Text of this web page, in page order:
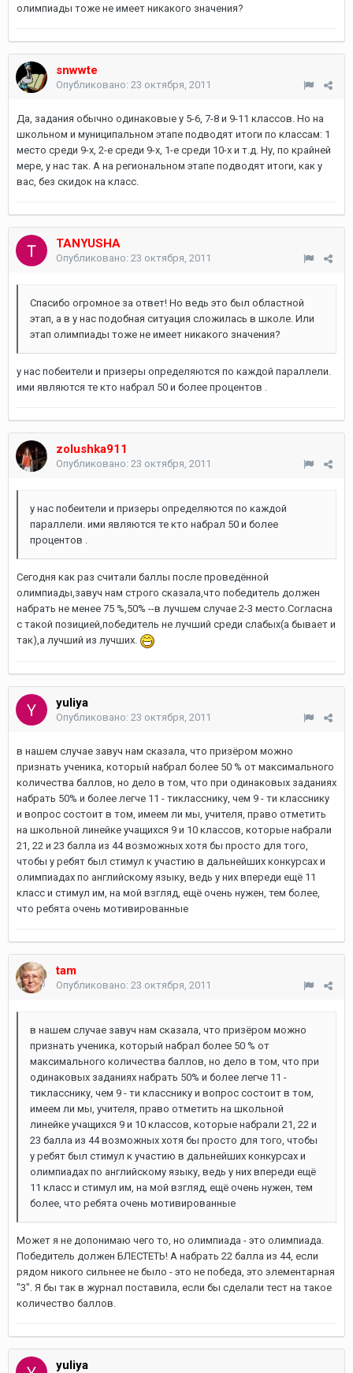
олимпиады тоже не имеет никакого значения?
snwwte
Опубликовано: 23 октября, 2011
Да, задания обычно одинаковые у 5-6, 7-8 и 9-11 классов. Но на
школьном и муниципальном этапе подводят итоги по классам: 1
место среди 9-х, 2-е среди 9-х, 1-е среди 10-х и т.д. Ну, по крайней
мере, у нас так. А на региональном этапе подводят итоги, как у
вас, без скидок на класс.
TANYUSHA
Опубликовано: 23 октября, 2011
Спасибо огромное за ответ! Но ведь это был областной
этап, а в у нас подобная ситуация сложилась в школе. Или
этап олимпиады тоже не имеет никакого значения?
у нас побеители и призеры определяются по каждой параллели.
ими являются те кто набрал 50 и более процентов .
zolushka911
Опубликовано: 23 октября, 2011
у нас побеители и призеры определяются по каждой
параллели. ими являются те кто набрал 50 и более
процентов .
Сегодня как раз считали баллы после проведённой
олимпиады,завуч нам строго сказала,что победитель должен
набрать не менее 75 %,50% --в лучшем случае 2-3 место.Согласна
с такой позицией,победитель не лучший среди слабых(а бывает и
так),а лучший из лучших.
yuliya
Опубликовано: 23 октября, 2011
в нашем случае завуч нам сказала, что призёром можно
признать ученика, который набрал более 50 % от максимального
количества баллов, но дело в том, что при одинаковых заданиях
набрать 50% и более легче 11 - тикласснику, чем 9 - ти класснику
и вопрос состоит в том, имеем ли мы, учителя, право отметить
на школьной линейке учащихся 9 и 10 классов, которые набрали
21, 22 и 23 балла из 44 возможных хотя бы просто для того,
чтобы у ребят был стимул к участию в дальнейших конкурсах и
олимпиадах по английскому языку, ведь у них впереди ещё 11
класс и стимул им, на мой взгляд, ещё очень нужен, тем более,
что ребята очень мотивированные
tam
Опубликовано: 23 октября, 2011
в нашем случае завуч нам сказала, что призёром можно
признать ученика, который набрал более 50 % от
максимального количества баллов, но дело в том, что при
одинаковых заданиях набрать 50% и более легче 11 -
тикласснику, чем 9 - ти класснику и вопрос состоит в том,
имеем ли мы, учителя, право отметить на школьной
линейке учащихся 9 и 10 классов, которые набрали 21, 22 и
23 балла из 44 возможных хотя бы просто для того, чтобы
у ребят был стимул к участию в дальнейших конкурсах и
олимпиадах по английскому языку, ведь у них впереди ещё
11 класс и стимул им, на мой взгляд, ещё очень нужен, тем
более, что ребята очень мотивированные
Может я не допонимаю чего то, но олимпиада - это олимпиада.
Победитель должен БЛЕСТЕТЬ! А набрать 22 балла из 44, если
рядом никого сильнее не было - это не победа, это элементарная
"3". Я бы так в журнал поставила, если бы сделали тест на такое
количество баллов.
yuliya